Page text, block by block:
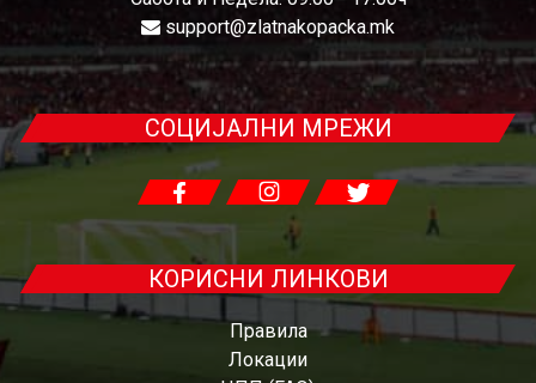
support@zlatnakopacka.mk
СОЦИЈАЛНИ МРЕЖИ
КОРИСНИ ЛИНКОВИ
Правила
Локации